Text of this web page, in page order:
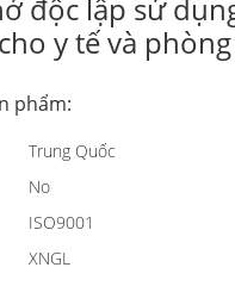
độc lập sử
y tế và
phẩm:
Trung Quốc
No
ISO9001
XNGL